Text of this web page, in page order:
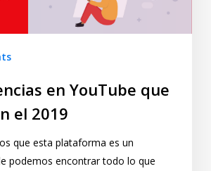
en YouTube que
el 2019
que esta plataforma es un
podemos encontrar todo lo que